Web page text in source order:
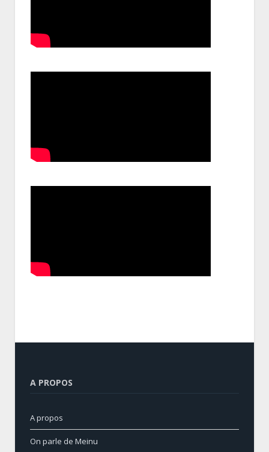
A PROPOS
A propos
On parle de Meinu